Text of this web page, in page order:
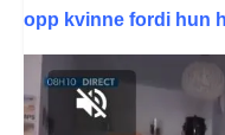
opp kvinne fordi hun